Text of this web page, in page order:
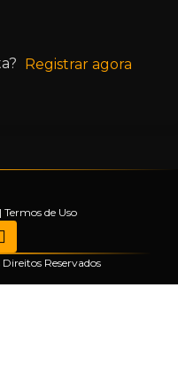
Registrar agora
| Termos de Uso
Reservados